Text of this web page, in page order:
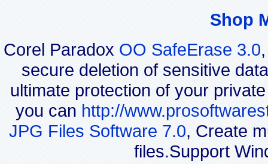
Shop
Corel Paradox OO SafeErase 3.0
secure deletion of sensitive
ultimate protection of your
you can http://
JPG Files Software 7.0, Create
files.Support